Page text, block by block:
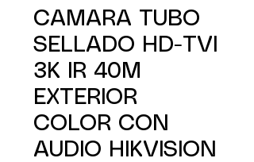
CAMARA TUBO
SELLADO HD-TVI
3K IR 40M
EXTERIOR
COLOR CON
AUDIO HIKVISION